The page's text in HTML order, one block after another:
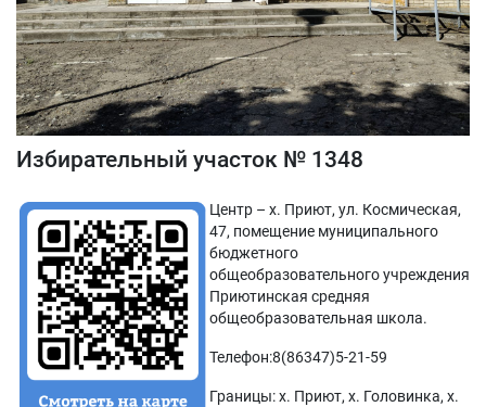
Избирательный участок № 1348
Центр – х. Приют, ул. Космическая,
47, помещение муниципального
бюджетного
общеобразовательного учреждения
Приютинская средняя
общеобразовательная школа.
Телефон:8(86347)5-21-59
Границы: х. Приют, х. Головинка, х.